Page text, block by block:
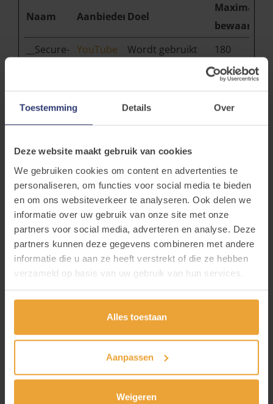
Toestemming Details Over
Deze website maakt gebruik van cookies
We gebruiken cookies om content en advertenties te
personaliseren, om functies voor social media te bieden
en om ons websiteverkeer te analyseren. Ook delen we
informatie over uw gebruik van onze site met onze
partners voor social media, adverteren en analyse. Deze
partners kunnen deze gegevens combineren met andere
informatie die u aan ze heeft verstrekt of die ze hebben
verzameld op basis van uw gebruik van hun services.
Alles toestaan
Aanpassen
Weigeren
Naam Aanbieder Doel
Maximale
__Secure- YouTube
Wordt gebruikt
met embedded
inhoud bij te
180
dagen
__Secure-
YEC
YouTube
Bewaart de
voorkeuren van
de videospeler
van de gebruiker
met ingesloten
YouTube-video
Sessie
YNID
om de interactie
van gebruikers
met embedded
inhoud bij te
houden.
dagen
YouTube
Wordt gebruikt